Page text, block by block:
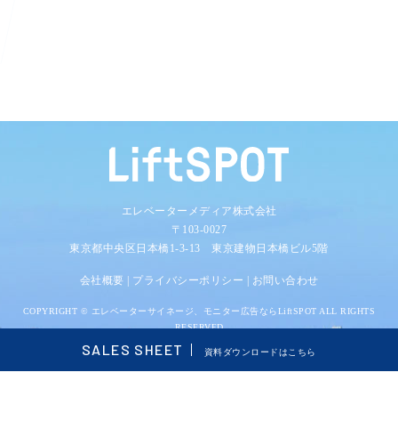
SALES SHEET 資料ダウンロードはこちら
エレベーターメディア株式会社
〒103-0027
東京都中央区日本橋1-3-13 東京建物日本橋ビル5階
会社概要 プライバシーポリシー お問い合わせ
COPYRIGHT © エレベーターサイネージ、モニター広告ならLiftSPOT ALL RIGHTS
RESERVED